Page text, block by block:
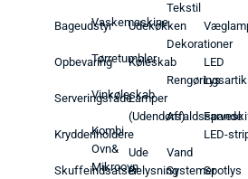
Bageudstyr
Opbevaring
Serveringsfade
Krydderiholdere
Skuffeindsatser
Vaskemaskine
Tørretumbler
Vinkøleskab
Kombi
Ovn&
Mikroovn
Udekøkken
Køleskab
Lamper
(Udendørs)
Ude
Belysning
Tekstil
Dekorationer
Affaldsspande
Vand
Systemer
LED
Lys
LED-
Spotlys